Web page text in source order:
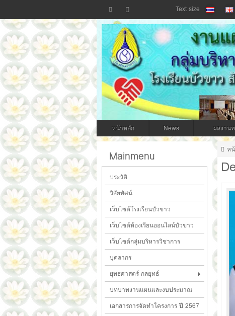
Text size
กลุ่มบริหารแผนงานและงบประมาณ โรงเรียนบั
หน้าหลัก News ผลงาน
ห
Mainmenu
ประวัติ
วิสัยทัศน์
เว็บไซต์โรงเรียนบัวขาว
เว็บไซต์ห้องเรียนออนไลน์บัวขาว
เว็บไซต์กลุ่มบริหารวิชาการ
บุคลากร
ยุทธศาสตร์ กลยุทธ์
บทบาทงานแผนและงบประมาณ
เอกสารการจัดทำโครงการ ปี 2567